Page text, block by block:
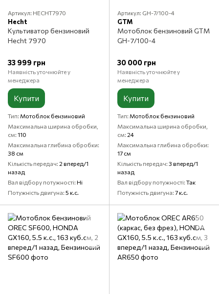
Артикул: HECHT7970
Hecht
Культиватор бензиновий
Hecht 7970
33 999 грн
Наявність уточнюйте у
менеджера
Купити
Тип Мотоблок бензиновий
Максимальна ширина обробки,
см 110
Максимальна глибина обробки
38 см
Кількість передач 2 вперед/1
назад
Вал відбору потужності Ні
Потужність двигуна 5 к.с.
Артикул: GH-7/100-4
GTM
Мотоблок бензиновий GTM
GH-7/100-4
30 000 грн
Наявність уточнюйте у
менеджера
Купити
Тип Мотоблок бензиновий
Максимальна ширина обробки,
см 24
Максимальна глибина обробки
17 см
Кількість передач 3 вперед/1
назад
Вал відбору потужності Так
Потужність двигуна 7 к.с.